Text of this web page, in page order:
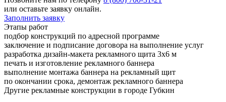
или оставьте заявку онлайн.
Заполнить заявку
Этапы работ
подбор конструкций по адресной программе
заключение и подписание договора на выполнение услуг
разработка дизайн-макета рекламного щита 3х6 м
печать и изготовление рекламного баннера
выполнение монтажа баннера на рекламный щит
по окончании срока, демонтаж рекламного баннера
Другие рекламные конструкции в городе Губкин